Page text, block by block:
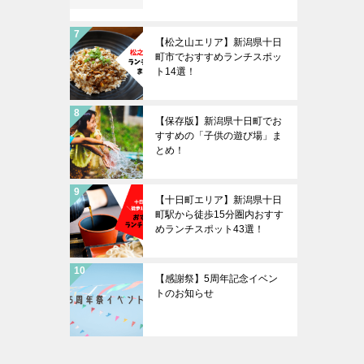
【松之山エリア】新潟県十日
町市でおすすめランチスポッ
ト14選！
【保存版】新潟県十日町でお
すすめの「子供の遊び場」ま
とめ！
【十日町エリア】新潟県十日
町駅から徒歩15分圏内おすす
めランチスポット43選！
【感謝祭】5周年記念イベン
トのお知らせ